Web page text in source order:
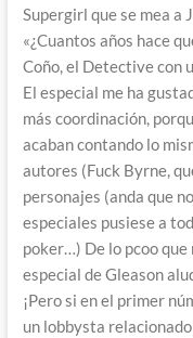
Supergirl que se mea a
«¿Cuantos años hace
Coño, el Detective con
El especial me ha
más coordinación,
acaban contando lo
autores (Fuck Byrne,
personajes (anda que
especiales pusiese a
poker…) De lo pcoo que
especial de Gleason
¡Pero si en el primer
un lobbysta